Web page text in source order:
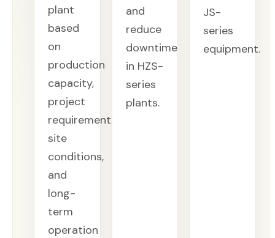
plant
based
on
production
capacity,
project
requirements,
site
conditions,
and
long-
term
operation
and
reduce
downtime
in HZS-
series
plants.
JS-
series
equipment.